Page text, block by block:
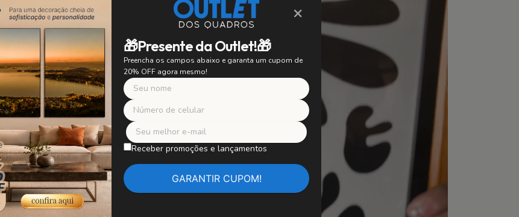
×
🎁Presente da Outlet!🎁
Preencha os campos abaixo e garanta um cupom de
20% OFF agora mesmo!
Receber promoções e lançamentos